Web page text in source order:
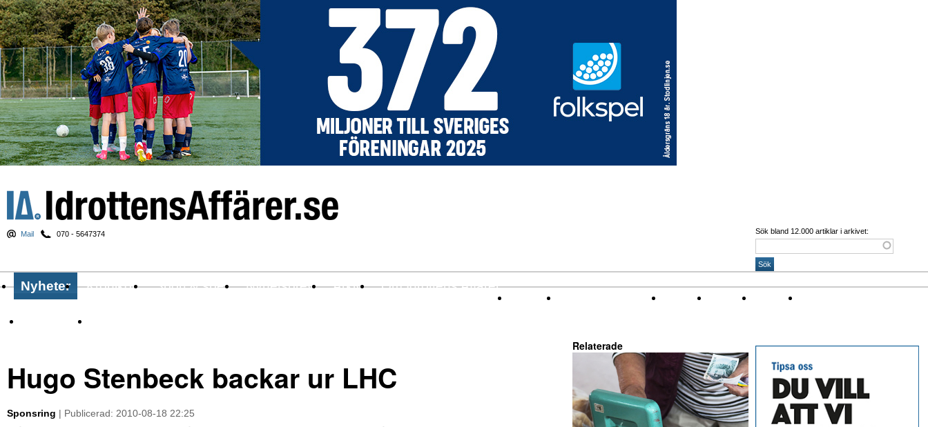
Mail 070 - 5647374 Sök bland 12.000 artiklar i arkivet:
Nyheter Krönikor Sport & spel Nyhetsbrev Arkiv Om Idrottens Affärer
Hugo Stenbeck backar ur LHC
Sponsring | Publicerad: 2010-08-18 22:25
Relaterade